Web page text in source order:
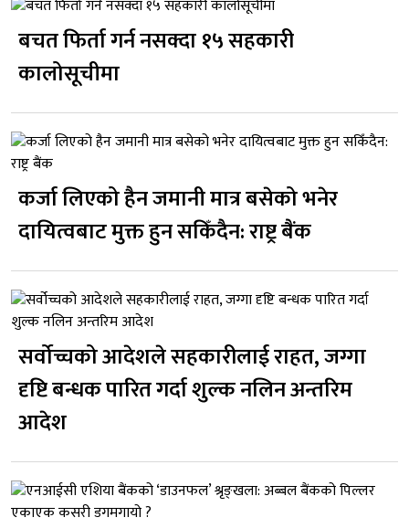
बचत फिर्ता गर्न नसक्दा १५ सहकारी
कालोसूचीमा
कर्जा लिएको हैन जमानी मात्र बसेको भनेर
दायित्वबाट मुक्त हुन सकिँदैन: राष्ट्र बैंक
सर्वोच्चको आदेशले सहकारीलाई राहत, जग्गा
दृष्टि बन्धक पारित गर्दा शुल्क नलिन अन्तरिम
आदेश